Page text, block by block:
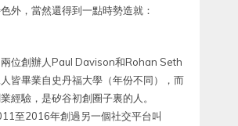
外，當然還得到一點時勢造就：
位創辦人Paul Davison和Rohan Seth
皆畢業自史丹福大學（年份不同），而
經驗，是矽谷初創圈子裏的人。
至2016年創過另一個社交平台叫